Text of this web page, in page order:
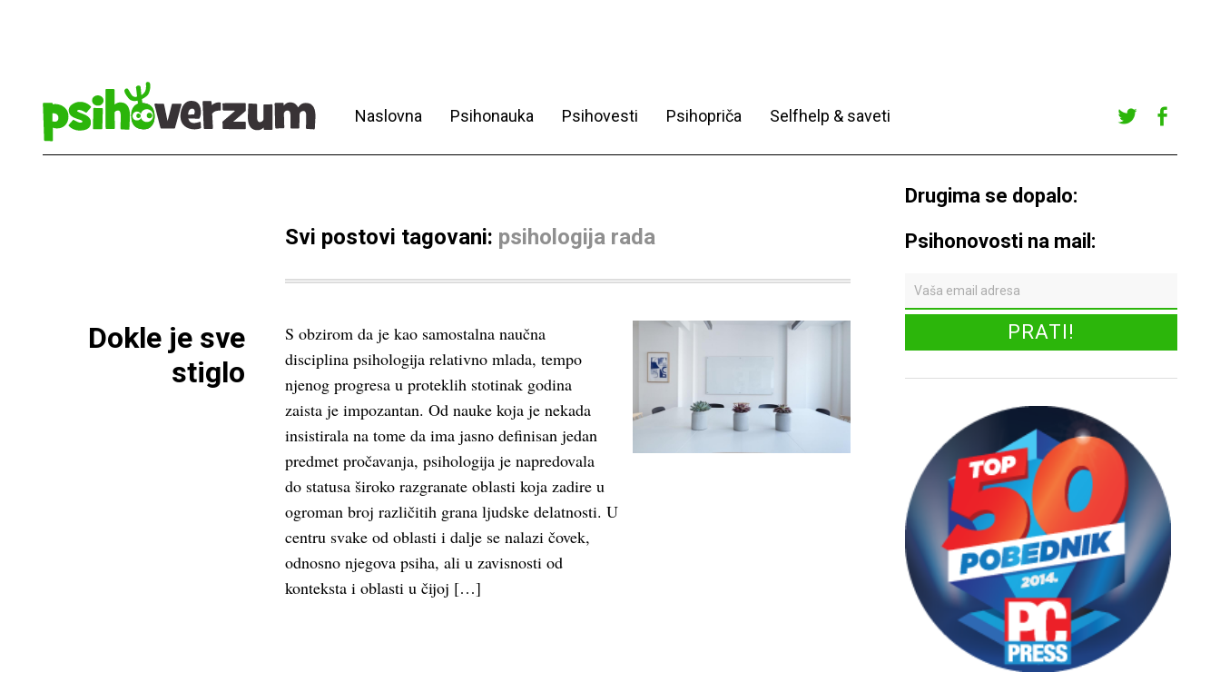
Naslovna Psihonauka Psihovesti Psihopriča Selfhelp & saveti
r
ook
Svi postovi tagovani: psihologija rada
Dokle je sve
stiglo
S obzirom da je kao samostalna naučna
disciplina psihologija relativno mlada, tempo
njenog progresa u proteklih stotinak godina
zaista je impozantan. Od nauke koja je nekada
insistirala na tome da ima jasno definisan jedan
predmet pročavanja, psihologija je napredovala
do statusa široko razgranate oblasti koja zadire u
ogroman broj različitih grana ljudske delatnosti. U
centru svake od oblasti i dalje se nalazi čovek,
odnosno njegova psiha, ali u zavisnosti od
konteksta i oblasti u čijoj […]
Drugima se dopalo:
Psihonovosti na mail: